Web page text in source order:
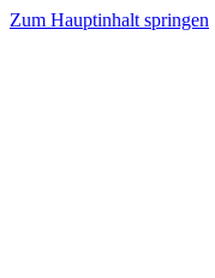
Zum Hauptinhalt springen